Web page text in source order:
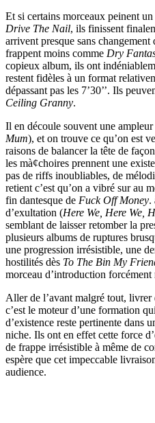
Et si certains morceaux peinent
Drive The Nail, ils finissent
arrivent presque sans
frappent moins comme Dry
copieux album, ils ont
restent fidèles à un format
dépassant pas les 7’30’’. Ils
Ceiling Granny.
Il en découle souvent une ampleur
Mum), et on trouve ce qu’on est
raisons de balancer la tête de
les mà¢choires prennent une
pas de riffs inoubliables, de
retient c’est qu’on a vibré sur au
fin dantesque de Fuck Off Money.
d’exultation (Here We, Here We,
semblant de laisser retomber la
plusieurs albums de ruptures
une progression irrésistible, une
hostilités dès To The Bin My
morceau d’introduction forcément
Aller de l’avant malgré tout, livrer
c’est le moteur d’une formation
d’existence reste pertinente dans
niche. Ils ont en effet cette force
de frappe irrésistible à même de
espère que cet impeccable
audience.